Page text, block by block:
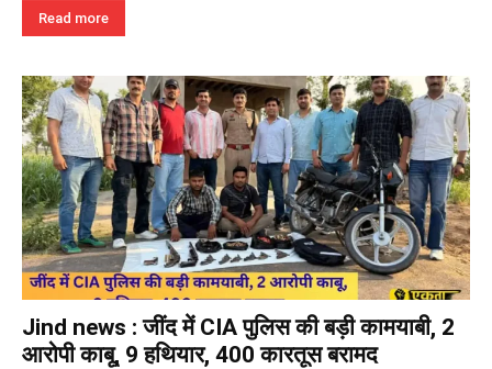
Read more
Jind news : जींद में CIA पुलिस की बड़ी कामयाबी, 2
आरोपी काबू, 9 हथियार, 400 कारतूस बरामद